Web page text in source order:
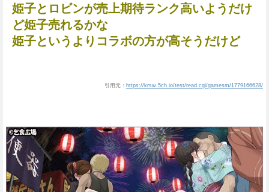
姫子とロビンが売上期待ランク高いようだけ
ど姫子売れるかな
姫子というよりコラボの方が高そうだけど
引用元： https://krsw.5ch.io/test/read.cgi/gamesm/1779166628/